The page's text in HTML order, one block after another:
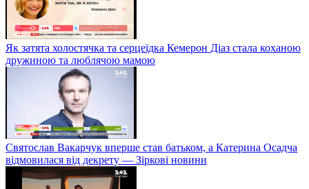
Як затята холостячка та серцеїдка Кемерон Діаз стала коханою
дружиною та люблячою мамою
Святослав Вакарчук вперше став батьком, а Катерина Осадча
відмовилася від декрету — Зіркові новини